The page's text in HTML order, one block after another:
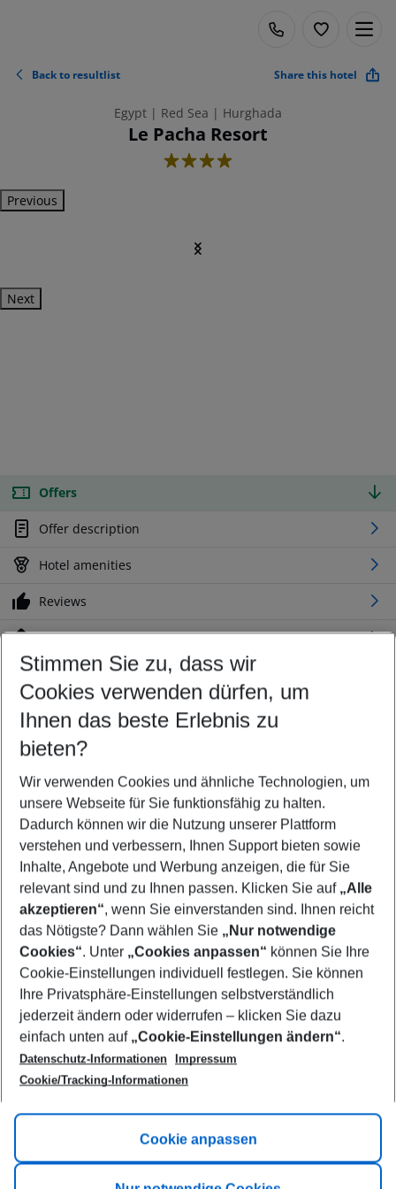
Back to resultlist Share this hotel
Egypt | Red Sea | Hurghada
Le Pacha Resort
4
Previous
Next
Offers
Offer description
Hotel amenities
Reviews
Location
Customize your offer
Find the perfect deal which suits your best
Your departure airport
Any airport
Select your date range
12/08/26–10/08/27 5-8 nights
Who will travel
2 adults No children
Show more filter
Footer
Footer navigation
Title A
Link A
Stimmen Sie zu, dass wir
Cookies verwenden dürfen, um
Ihnen das beste Erlebnis zu
bieten?
Wir verwenden Cookies und ähnliche Technologien, um
unsere Webseite für Sie funktionsfähig zu halten.
Dadurch können wir die Nutzung unserer Plattform
verstehen und verbessern, Ihnen Support bieten sowie
Inhalte, Angebote und Werbung anzeigen, die für Sie
relevant sind und zu Ihnen passen. Klicken Sie auf „Alle
akzeptieren“, wenn Sie einverstanden sind. Ihnen reicht
das Nötigste? Dann wählen Sie „Nur notwendige
Cookies“. Unter „Cookies anpassen“ können Sie Ihre
Cookie-Einstellungen individuell festlegen. Sie können
Ihre Privatsphäre-Einstellungen selbstverständlich
jederzeit ändern oder widerrufen – klicken Sie dazu
einfach unten auf „Cookie-Einstellungen ändern“.
Datenschutz-Informationen
Impressum
Cookie/Tracking-Informationen
Cookie anpassen